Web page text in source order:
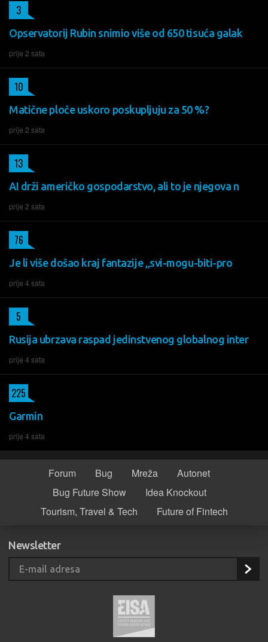
Opservatorij Rubin snimio više od 650 tisuća galak
prije 2 sata
3
Matične ploče uskoro poskupljuju za 50 %?
prije 2 sata
10
AI drži američko gospodarstvo, ali to je njegova n
prije 2 sata
13
Je li više došao kraj fantazije „svi-mogu-biti-pro
prije 4 sata
76
Rusija ubrzava raspad jedinstvenog globalnog inter
prije 4 sata
5
Garmin
prije 4 sata
225
Forum Bug Mreža
Autonet
Bug Future Show
Idea Knockout
Tourism, Travel & Tech
Future of Fintech
Newsletter